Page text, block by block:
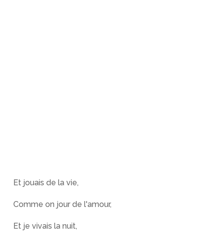
Et jouais de la vie,
Comme on jour de l'amour,
Et je vivais la nuit,